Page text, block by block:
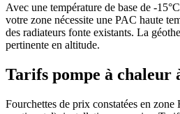
Avec une température de base de -
votre zone nécessite une PAC haute
des radiateurs fonte existants. La
pertinente en altitude.
Tarifs pompe à chaleur
Fourchettes de prix constatées en zone